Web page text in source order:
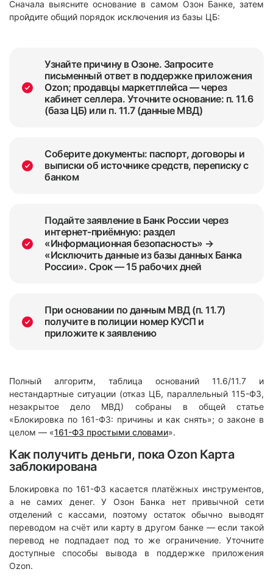
Сначала выясните основание в самом Озон Банке, затем
пройдите общий порядок исключения из базы ЦБ:
Узнайте причину в Озоне. Запросите
письменный ответ в поддержке приложения
Ozon; продавцы маркетплейса — через
кабинет селлера. Уточните основание: п. 11.6
(база ЦБ) или п. 11.7 (данные МВД)
Соберите документы: паспорт, договоры и
выписки об источнике средств, переписку с
банком
Подайте заявление в Банк России через
интернет-приёмную: раздел
«Информационная безопасность» →
«Исключить данные из базы данных Банка
России». Срок — 15 рабочих дней
При основании по данным МВД (п. 11.7)
получите в полиции номер КУСП и
приложите к заявлению
Полный алгоритм, таблица оснований 11.6/11.7 и
нестандартные ситуации (отказ ЦБ, параллельный 115-ФЗ,
незакрытое дело МВД) собраны в общей статье
«Блокировка по 161-ФЗ: причины и как снять»; о законе в
целом — «161-ФЗ простыми словами».
Как получить деньги, пока Ozon Карта
заблокирована
Блокировка по 161-ФЗ касается платёжных инструментов,
а не самих денег. У Озон Банка нет привычной сети
отделений с кассами, поэтому остаток обычно выводят
переводом на счёт или карту в другом банке — если такой
перевод не подпадает под то же ограничение. Уточните
доступные способы вывода в поддержке приложения
Ozon.